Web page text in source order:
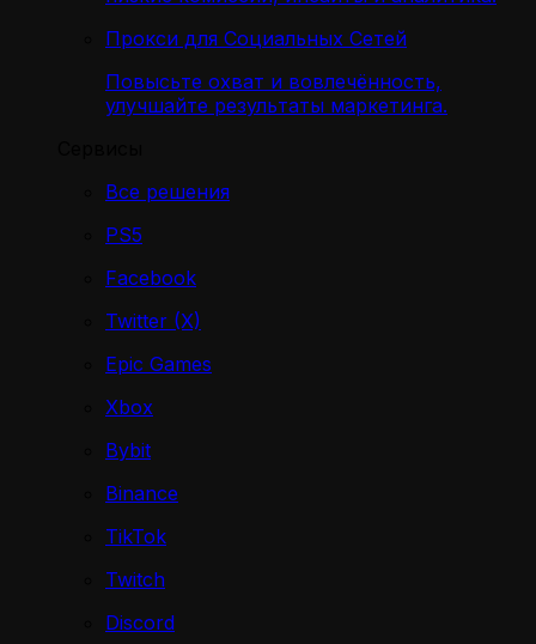
Прокси для Социальных Сетей
Повысьте охват и вовлечённость,
улучшайте результаты маркетинга.
Все решения
PS5
Facebook
Twitter (X)
Epic Games
Xbox
Bybit
Binance
TikTok
Twitch
Discord